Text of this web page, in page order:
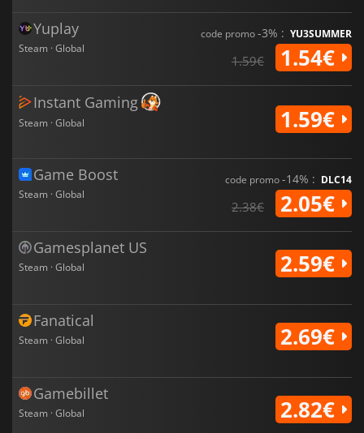
Yuplay
Steam · Global
code promo-3% : YU3SUMMER
1.59€ 1.54€
Instant Gaming
Steam · Global 1.59€
Game Boost
Steam · Global
code promo-14% : DLC14
2.38€ 2.05€
Gamesplanet US
Steam · Global 2.59€
Fanatical
Steam · Global 2.69€
Gamebillet
Steam · Global 2.82€